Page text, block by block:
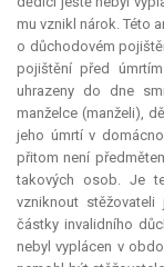
mu vznikl nárok. Této
o důchodovém
pojištění před
uhrazeny do dne
manželce (manželi),
jeho úmrtí v
přitom není
takových osob. Je
vzniknout
částky invalidního
nebyl vyplácen v